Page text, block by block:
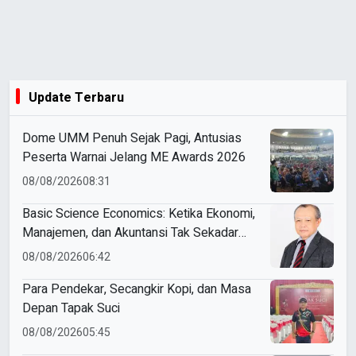
Update Terbaru
Dome UMM Penuh Sejak Pagi, Antusias
Peserta Warnai Jelang ME Awards 2026
08/08/202608:31
Basic Science Economics: Ketika Ekonomi,
Manajemen, dan Akuntansi Tak Sekadar
Bicara Angka
08/08/202606:42
Para Pendekar, Secangkir Kopi, dan Masa
Depan Tapak Suci
08/08/202605:45